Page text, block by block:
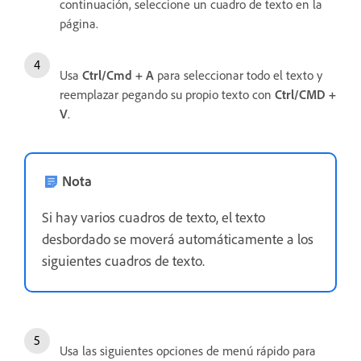
continuación, seleccione un cuadro de texto en la
página.
Usa Ctrl/Cmd + A para seleccionar todo el texto y
reemplazar pegando su propio texto con Ctrl/CMD +
V.
Nota
Si hay varios cuadros de texto, el texto
desbordado se moverá automáticamente a los
siguientes cuadros de texto.
Usa las siguientes opciones de menú rápido para